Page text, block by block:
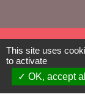
Mentions
This site uses
to activate
OK, accept all